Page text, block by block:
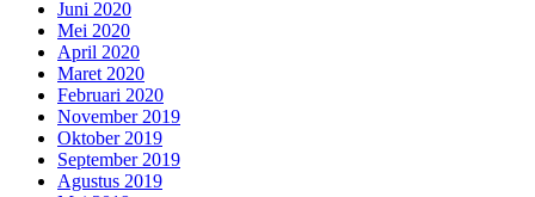
Juni 2020
Mei 2020
April 2020
Maret 2020
Februari 2020
November 2019
Oktober 2019
September 2019
Agustus 2019